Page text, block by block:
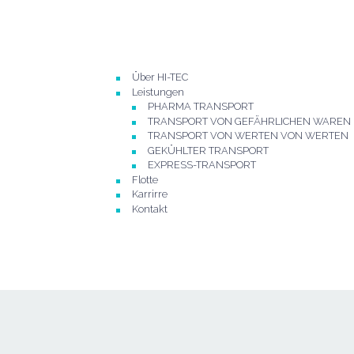
Über HI-TEC
Leistungen
PHARMA TRANSPORT
TRANSPORT VON GEFÄHRLICHEN WAREN
TRANSPORT VON WERTEN VON WERTEN
GEKÜHLTER TRANSPORT
EXPRESS-TRANSPORT
Flotte
Karrirre
Kontakt